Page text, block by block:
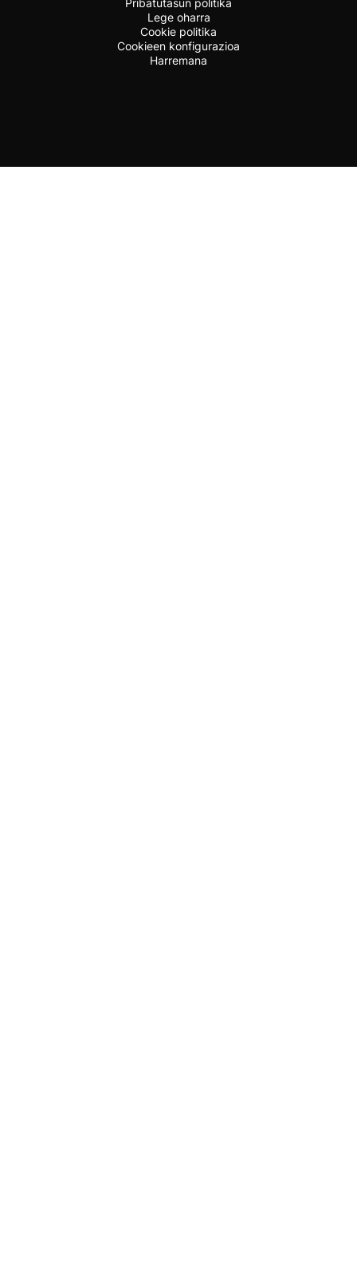
Pribatutasun politika
Lege oharra
Cookie politika
Cookieen konfigurazioa
Harremana